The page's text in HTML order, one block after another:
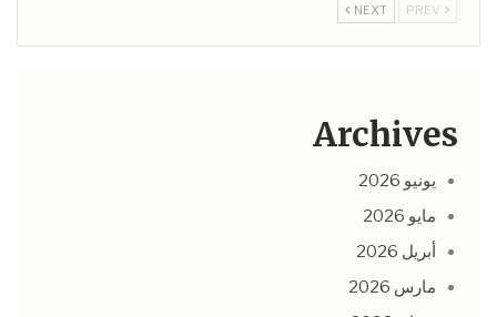
NEXT
Archives
يونيو 2026
مايو 2026
أبريل 2026
مارس 2026